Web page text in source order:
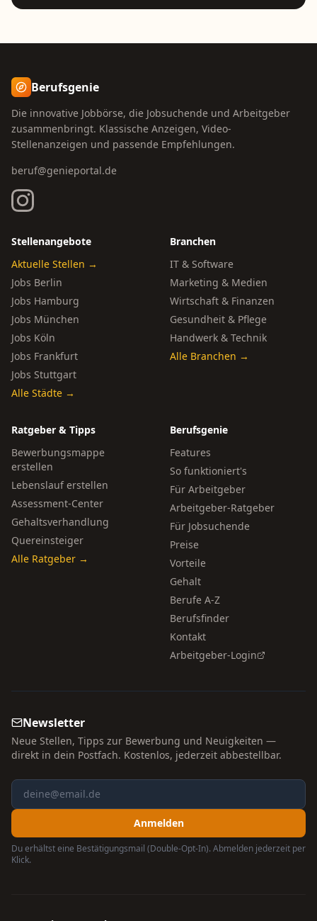
Berufsgenie
Die innovative Jobbörse, die Jobsuchende und Arbeitgeber
zusammenbringt. Klassische Anzeigen, Video-
Stellenanzeigen und passende Empfehlungen.
beruf@genieportal.de
Stellenangebote
Aktuelle Stellen →
Jobs Berlin
Jobs Hamburg
Jobs München
Jobs Köln
Jobs Frankfurt
Jobs Stuttgart
Alle Städte →
Branchen
IT & Software
Marketing & Medien
Wirtschaft & Finanzen
Gesundheit & Pflege
Handwerk & Technik
Alle Branchen →
Ratgeber & Tipps
Bewerbungsmappe
erstellen
Lebenslauf erstellen
Assessment-Center
Gehaltsverhandlung
Quereinsteiger
Alle Ratgeber →
Berufsgenie
Features
So funktioniert's
Für Arbeitgeber
Arbeitgeber-Ratgeber
Für Jobsuchende
Preise
Vorteile
Gehalt
Berufe A-Z
Berufsfinder
Kontakt
Arbeitgeber-Login
Newsletter
Neue Stellen, Tipps zur Bewerbung und Neuigkeiten —
direkt in dein Postfach. Kostenlos, jederzeit abbestellbar.
Anmelden
Du erhältst eine Bestätigungsmail (Double-Opt-In). Abmelden jederzeit per
Klick.